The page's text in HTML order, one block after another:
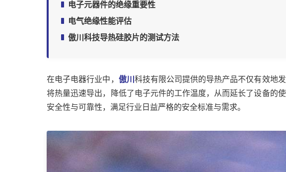
电子元器件的绝缘重要性
电气绝缘性能评估
傲川科技导热硅胶片的测试方法
在电子电器行业中， 傲川 科技有限公司提供的导热产品不仅有效地
将热量迅速导出，降低了电子元件的工作温度，从而延长了设备的
安全性与可靠性，满足行业日益严格的安全标准与需求。